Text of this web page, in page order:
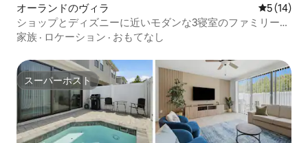
オーランドのヴィラ レビュー
5 (14)
ショップとディズニーに近いモダンな3寝室のファミリーホ
ーム
家族 · ロケーション · おもてなし
スーパーホスト
スーパーホスト